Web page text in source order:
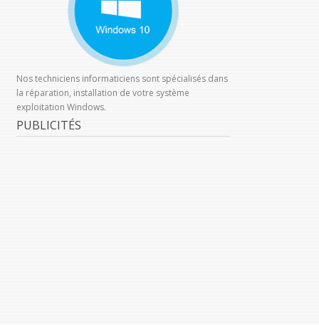
Nos techniciens informaticiens sont spécialisés dans
la réparation, installation de votre système
exploitation Windows.
PUBLICITÉS